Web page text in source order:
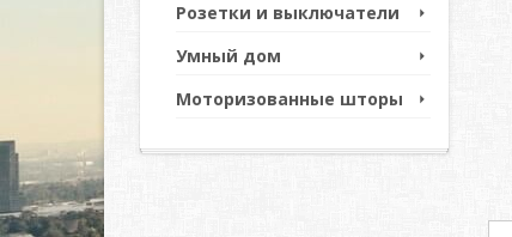
Розетки и выключатели
Умный дом
Моторизованные шторы